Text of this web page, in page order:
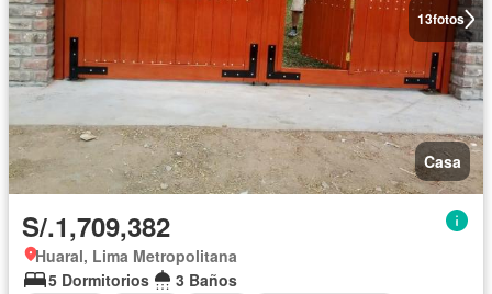
13fotos
Casa
S/.1,709,382
Huaral, Lima Metropolitana
5 Dormitorios
3 Baños